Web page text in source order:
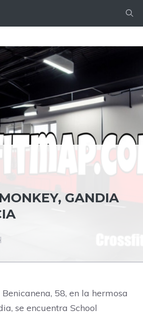
GANDIA
58, en la hermosa
se encuentra School